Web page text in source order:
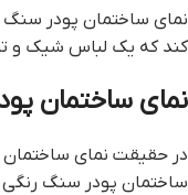
نماي ساختمان پودر
کند که یک لباس شیک و
نماي ساختمان
در حقیقت نمای ساختمان
ساختمان پودر سنگ